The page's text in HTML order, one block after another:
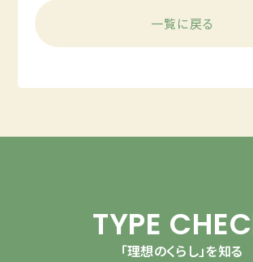
一覧に戻る
TYPE
「理想のくらし」を知る